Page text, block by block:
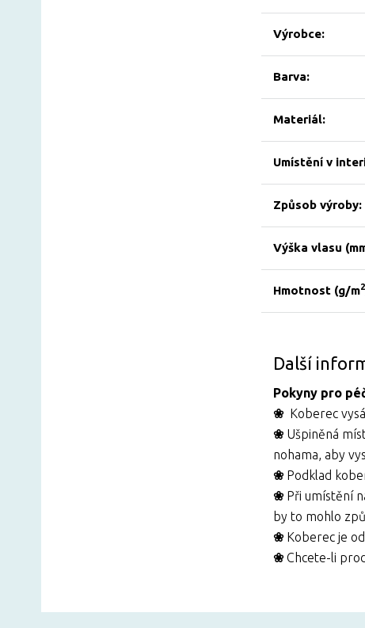
Výrobce:
Barva:
Materiál:
Umístění v
Způsob výroby:
Výška vlasu
Hmotnost (g/m2
Další
Pokyny pro
❀ Koberec
❀Ušpiněná
nohama, aby
❀ Podklad
❀ Při umístění
by to mohlo
❀ Koberec je
❀Chcete-li